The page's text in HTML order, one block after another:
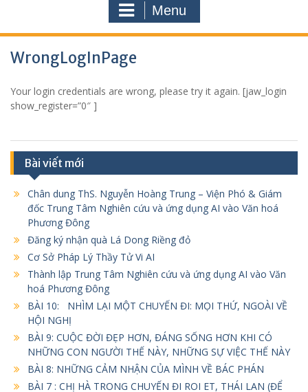
Menu
WrongLogInPage
Your login credentials are wrong, please try it again. [jaw_login
show_register=”0″ ]
Bài viết mới
Chân dung ThS. Nguyễn Hoàng Trung – Viện Phó & Giám
đốc Trung Tâm Nghiên cứu và ứng dụng AI vào Văn hoá
Phương Đông
Đăng ký nhận quà Lá Dong Riềng đỏ
Cơ Sở Pháp Lý Thầy Tử Vi AI
Thành lập Trung Tâm Nghiên cứu và ứng dụng AI vào Văn
hoá Phương Đông
BÀI 10: NHÌM LẠI MỘT CHUYẾN ĐI: MỌI THỨ, NGOÀI VỀ
HỘI NGHỊ
BÀI 9: CUỘC ĐỜI ĐẸP HƠN, ĐÁNG SỐNG HƠN KHI CÓ
NHỮNG CON NGƯỜI THẾ NÀY, NHỮNG SỰ VIỆC THẾ NÀY
BÀI 8: NHỮNG CẢM NHẬN CỦA MÌNH VỀ BÁC PHÁN
BÀI 7 : CHỊ HÀ TRONG CHUYẾN ĐI ROI ET, THÁI LAN (ĐỂ